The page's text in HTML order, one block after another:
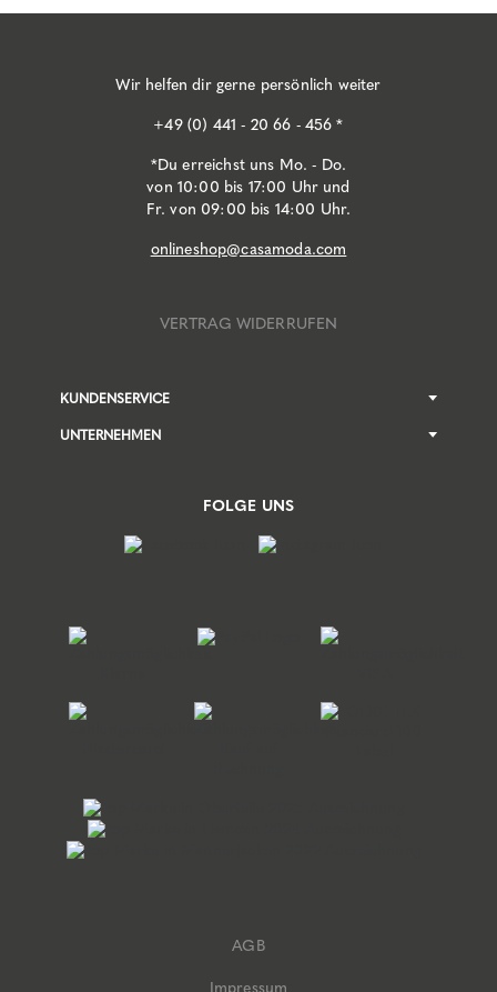
Wir helfen dir gerne persönlich weiter
+49 (0) 441 - 20 66 - 456 *
*Du erreichst uns Mo. - Do.
von 10:00 bis 17:00 Uhr und
Fr. von 09:00 bis 14:00 Uhr.
onlineshop@casamoda.com
VERTRAG WIDERRUFEN
KUNDENSERVICE
UNTERNEHMEN
FOLGE UNS
AGB
Impressum